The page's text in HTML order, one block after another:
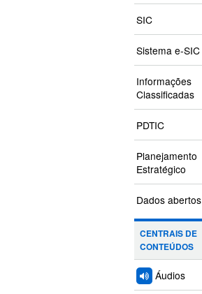
SIC
Sistema e-SIC
Informações
Classificadas
PDTIC
Planejamento
Estratégico
Dados abertos
CENTRAIS DE
CONTEÚDOS
Áudios